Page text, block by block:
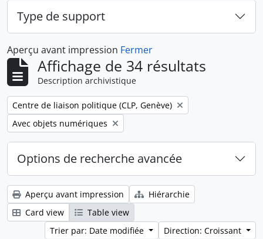
Type de support
Aperçu avant impression Fermer
Affichage de 34 résultats
Description archivistique
Remove filter:
Centre de liaison politique (CLP, Genève)
Remove filter:
Avec objets numériques
Options de recherche avancée
Aperçu avant impression
Hiérarchie
Card view
Table view
Trier par: Date modifiée
Direction: Croissant